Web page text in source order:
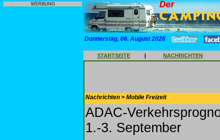
WERBUNG
Donnerstag, 06. August 2026
STARTSEITE | NACHRICHTEN
Nachrichten > Mobile Freizeit
ADAC-
1.-3. September